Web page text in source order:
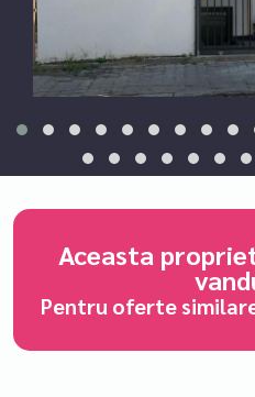
Aceasta
Pentru oferte